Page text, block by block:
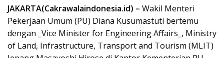
JAKARTA(Cakrawalaindonesia.id) – Wakil Menteri
Pekerjaan Umum (PU) Diana Kusumastuti bertemu
dengan _Vice Minister for Engineering Affairs_, Ministry
of Land, Infrastructure, Transport and Tourism (MLIT)